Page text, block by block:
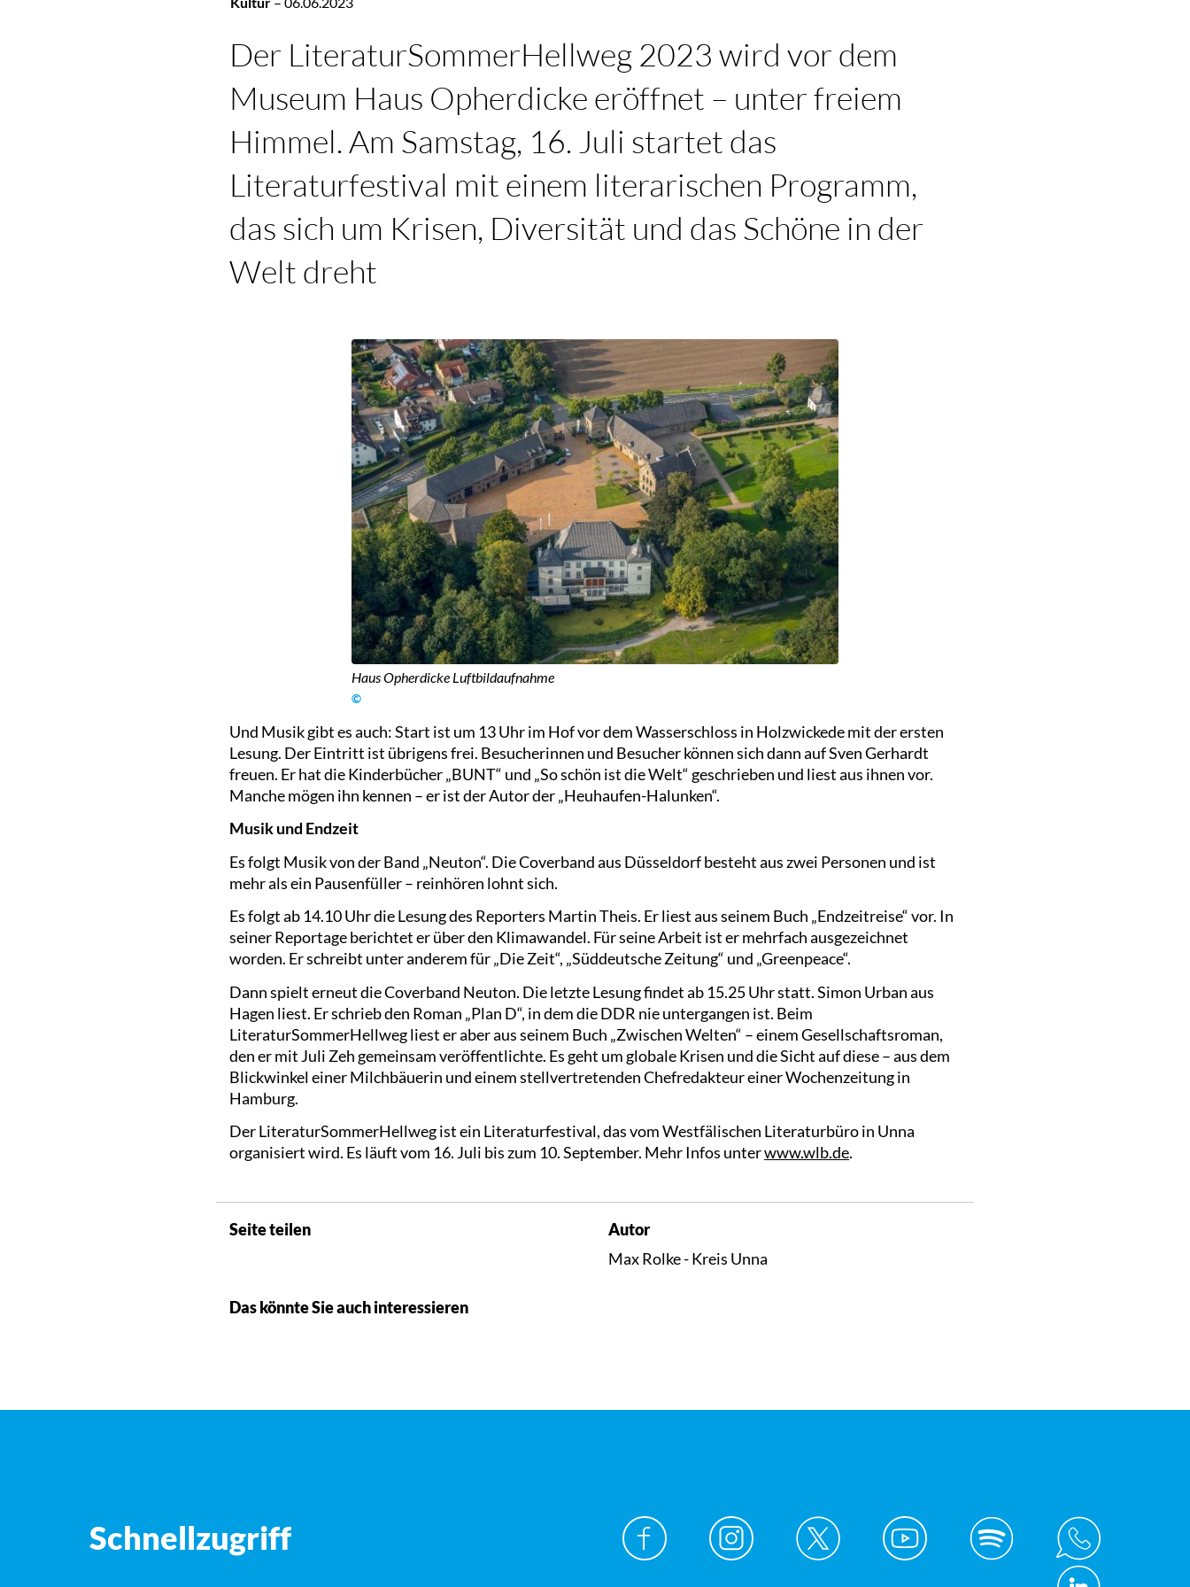
Der LiteraturSommerHellweg 2023 wird vor dem
Museum Haus Opherdicke eröffnet – unter freiem
Himmel. Am Samstag, 16. Juli startet das
Literaturfestival mit einem literarischen Programm,
das sich um Krisen, Diversität und das Schöne in der
Welt dreht
Haus Opherdicke Luftbildaufnahme
©
Und Musik gibt es auch: Start ist um 13 Uhr im Hof vor dem Wasserschloss in Holzwickede mit der ersten
Lesung. Der Eintritt ist übrigens frei. Besucherinnen und Besucher können sich dann auf Sven Gerhardt
freuen. Er hat die Kinderbücher „BUNT“ und „So schön ist die Welt“ geschrieben und liest aus ihnen vor.
Manche mögen ihn kennen – er ist der Autor der „Heuhaufen-Halunken“.
Musik und Endzeit
Es folgt Musik von der Band „Neuton“. Die Coverband aus Düsseldorf besteht aus zwei Personen und ist
mehr als ein Pausenfüller – reinhören lohnt sich.
Es folgt ab 14.10 Uhr die Lesung des Reporters Martin Theis. Er liest aus seinem Buch „Endzeitreise“ vor. In
seiner Reportage berichtet er über den Klimawandel. Für seine Arbeit ist er mehrfach ausgezeichnet
worden. Er schreibt unter anderem für „Die Zeit“, „Süddeutsche Zeitung“ und „Greenpeace“.
Dann spielt erneut die Coverband Neuton. Die letzte Lesung findet ab 15.25 Uhr statt. Simon Urban aus
Hagen liest. Er schrieb den Roman „Plan D“, in dem die DDR nie untergangen ist. Beim
LiteraturSommerHellweg liest er aber aus seinem Buch „Zwischen Welten“ – einem Gesellschaftsroman,
den er mit Juli Zeh gemeinsam veröffentlichte. Es geht um globale Krisen und die Sicht auf diese – aus dem
Blickwinkel einer Milchbäuerin und einem stellvertretenden Chefredakteur einer Wochenzeitung in
Hamburg.
Der LiteraturSommerHellweg ist ein Literaturfestival, das vom Westfälischen Literaturbüro in Unna
organisiert wird. Es läuft vom 16. Juli bis zum 10. September. Mehr Infos unterwww.wlb.de.
Seite teilen
Autor
Max Rolke - Kreis Unna
Das könnte Sie auch interessieren
Schnellzugriff